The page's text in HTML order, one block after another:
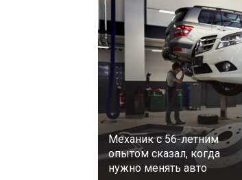
Механик с 56-летним
опытом сказал, когда
нужно менять авто